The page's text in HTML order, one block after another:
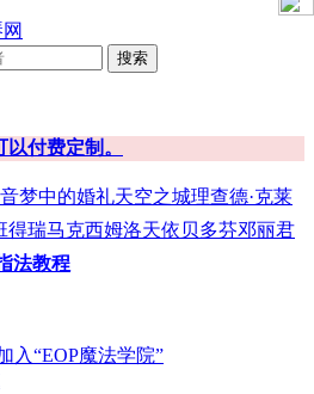
搜索
付费定制。
梦中的婚礼天空之城理查德·克莱
得瑞马克西姆洛天依贝多芬邓丽君
法教程
入“EOP魔法学院”